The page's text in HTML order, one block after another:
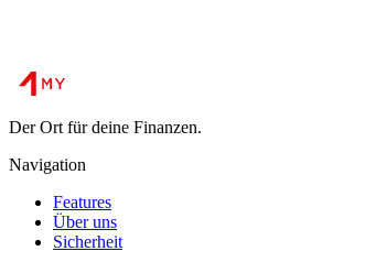
Der Ort für deine Finanzen.
Navigation
Features
Über uns
Sicherheit